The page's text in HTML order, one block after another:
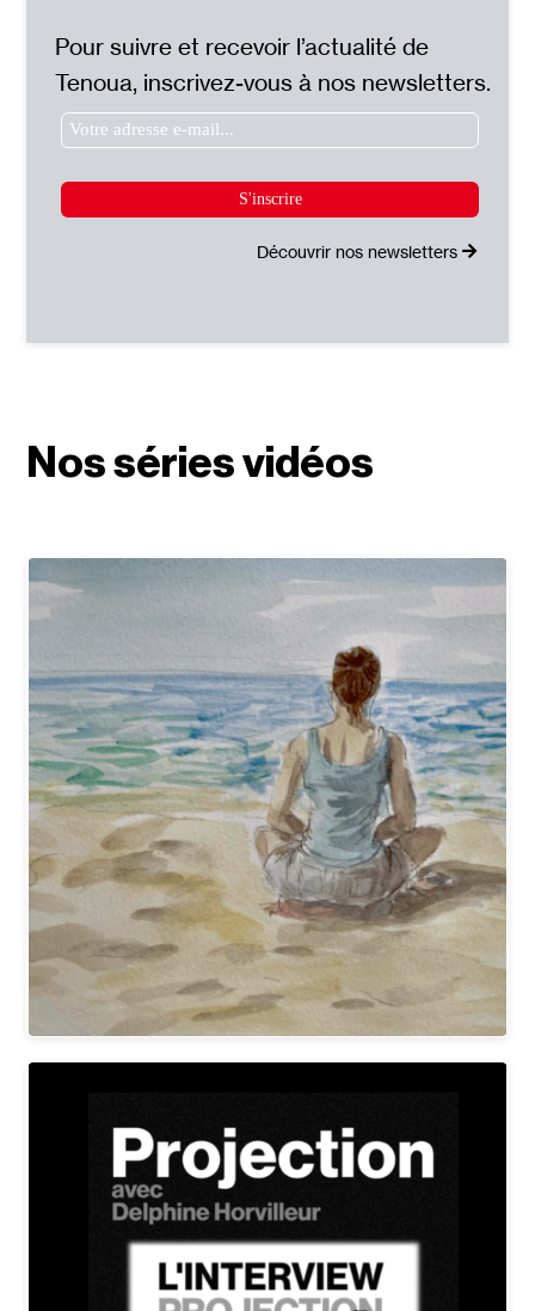
Pour suivre et recevoir l’actualité de
Tenoua, inscrivez-vous à nos newsletters.
Découvrir nos newsletters
Nos séries vidéos